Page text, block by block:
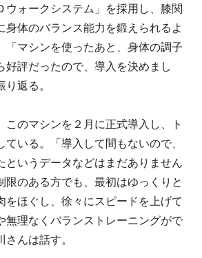
ウォークシステム」を採用し、膝関
身体のバランス能力を鍛えられるよ
「マシンを使ったあと、身体の調子
好評だったので、導入を決めまし
返る。
のマシンを２月に正式導入し、ト
ている。「導入して間もないので、
というデータなどはまだありません
限のある方でも、最初はゆっくりと
をほぐし、徐々にスピードを上げて
無理なくバランストレーニングがで
さんは話す。